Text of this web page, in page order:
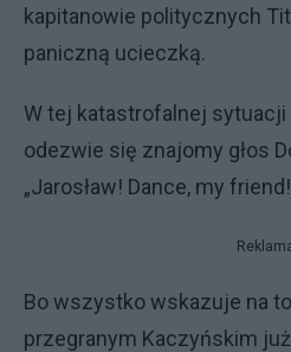
kapitanowie politycznych
paniczną ucieczką.
W tej katastrofalnej sytuacji
odezwie się znajomy głos
„Jarosław! Dance, my
Bo wszystko wskazuje na
przegranym Kaczyńskim